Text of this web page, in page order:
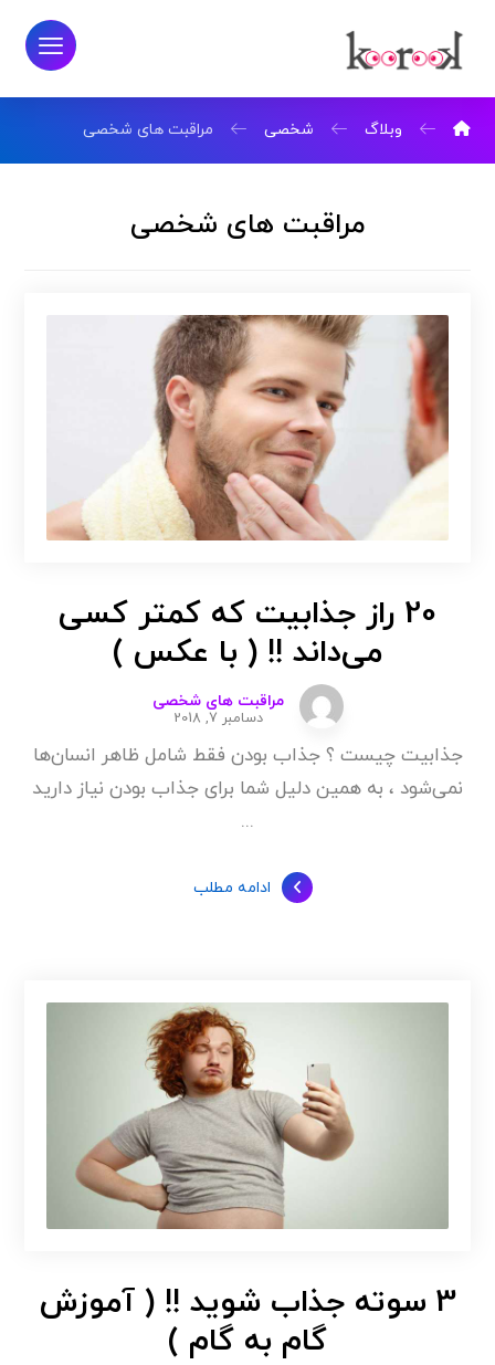
وبلاگ شخصی مراقبت های شخصی
مراقبت های شخصی
20 راز جذابیت که کمتر کسی
می‌داند !! ( با عکس )
مراقبت های شخصی
دسامبر 7, 2018
جذابیت چیست ؟ جذاب بودن فقط شامل ظاهر انسان‌ها
نمی‌شود ، به همین دلیل شما برای جذاب بودن نیاز دارید
...
ادامه مطلب
3 سوته جذاب شوید !! ( آموزش
گام به گام )